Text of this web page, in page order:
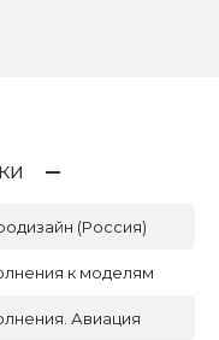
(Россия)
к моделям
Авиация